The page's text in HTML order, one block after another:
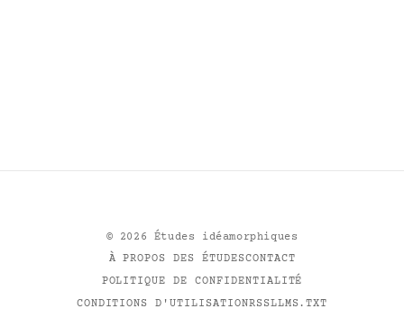
© 2026 Études idéamorphiques
À PROPOS DES ÉTUDESCONTACT
POLITIQUE DE CONFIDENTIALITÉ
CONDITIONS D'UTILISATIONRSSLLMS.TXT